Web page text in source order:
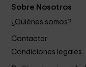
Sobre Nosotros
¿Quiénes somos?
Contactar
Condiciones legales